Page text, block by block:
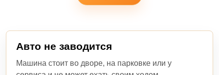
Авто не заводится
Машина стоит во дворе, на парковке или у